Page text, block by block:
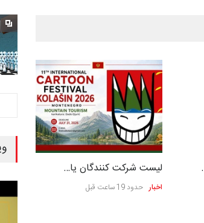
لیست شرکت کنندگان یا…
اخبار حدود 19 ساعت قبل